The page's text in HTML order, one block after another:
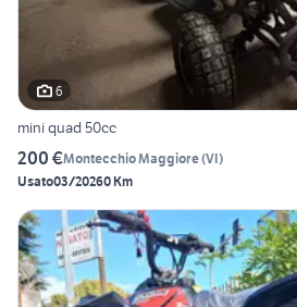
6
mini quad 50cc
200 €Montecchio Maggiore(VI)
Usato03/20260 Km